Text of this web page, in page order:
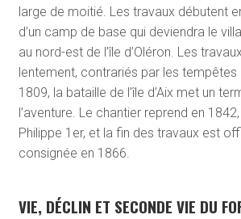
large de moitié. Les travaux débutent
d’un camp de base qui deviendra le
au nord-est de l’île d’Oléron. Les
lentement, contrariés par les tempêtes
1809, la bataille de l’île d’Aix met un
l’aventure. Le chantier reprend en
Philippe 1 er, et la fin des travaux est
consignée en 1866.
VIE, DÉCLIN ET SECONDE VIE DU